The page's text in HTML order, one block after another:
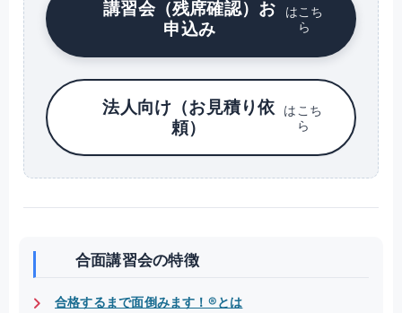
講習会（残席確認）お
申込み
はこち
ら
法人向け（お見積り依
頼）
はこち
ら
合面講習会の特徴
合格するまで面倒みます！®とは